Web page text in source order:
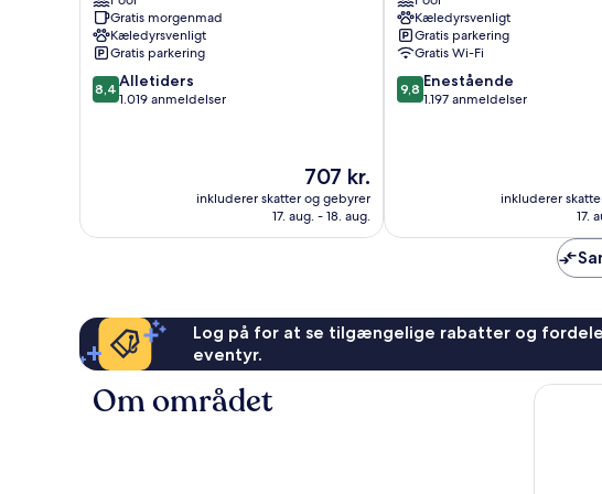
Inn
Custer
Gratis morgenmad
Kæledyrsvenligt
Gratis parkering
8.4
ud
8,4 Alletiders
1.019 anmeldelser
Prisen
er
707 kr.
707 kr.
inkluderer skatter og gebyrer
17. aug. - 18. aug.
Custer
Kæledyrsvenligt
Gratis parkering
Gratis Wi-Fi
9.8
ud
9,8 Enestående
1.197 anmeldelser
inkluderer
17.
Log på for at se tilgængelige rabatter og
eventyr.
Om området